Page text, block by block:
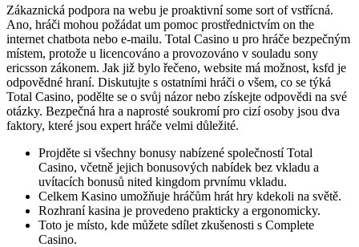
Zákaznická podpora na webu je proaktivní some sort of vstřícná.
Ano, hráči mohou požádat um pomoc prostřednictvím on the
internet chatbota nebo e-mailu. Total Casino u pro hráče bezpečným
místem, protože u licencováno a provozováno v souladu sony
ericsson zákonem. Jak již bylo řečeno, website má možnost, ksfd je
odpovědné hraní. Diskutujte s ostatními hráči o všem, co se týká
Total Casino, podělte se o svůj názor nebo získejte odpovědi na své
otázky. Bezpečná hra a naprosté soukromí pro cizí osoby jsou dva
faktory, které jsou expert hráče velmi důležité.
Projděte si všechny bonusy nabízené společností Total
Casino, včetně jejich bonusových nabídek bez vkladu a
uvítacích bonusů nited kingdom prvnímu vkladu.
Celkem Kasino umožňuje hráčům hrát hry kdekoli na světě.
Rozhraní kasina je provedeno prakticky a ergonomicky.
Toto je místo, kde můžete sdílet zkušenosti s Complete
Casino.